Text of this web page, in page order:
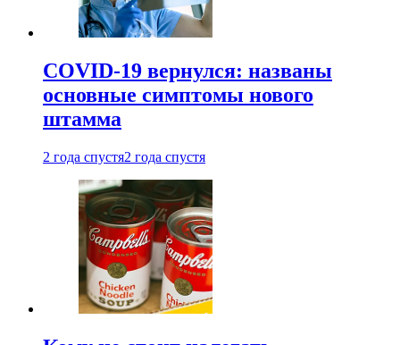
COVID-19 вернулся: названы
основные симптомы нового
штамма
2 года спустя2 года спустя